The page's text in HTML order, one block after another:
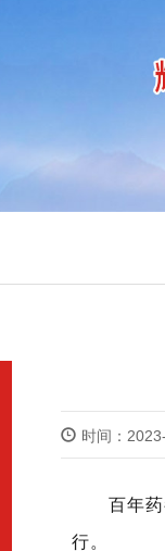
时间：
百年
行。